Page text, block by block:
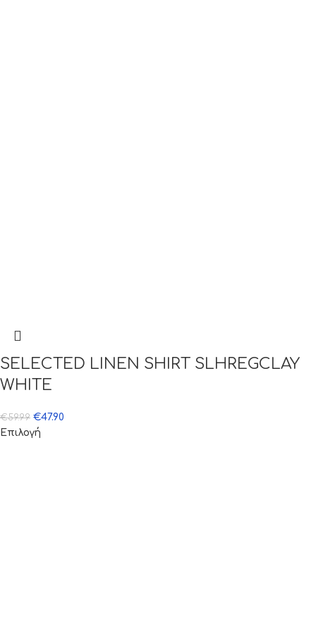
SELECTED LINEN SHIRT SLHREGCLAY
WHITE
€59.99 €47.90
Επιλογή